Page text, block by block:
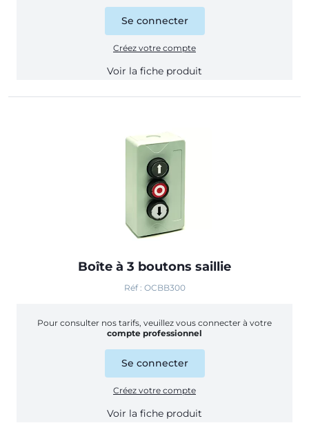
Se connecter
Créez votre compte
Voir la fiche produit
Boîte à 3 boutons saillie
Réf : OCBB300
Pour consulter nos tarifs, veuillez vous connecter à votre
compte professionnel
Se connecter
Créez votre compte
Voir la fiche produit